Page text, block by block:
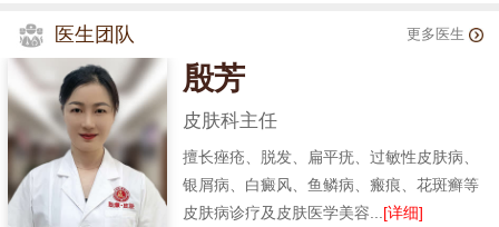
医生团队 更多医生
殷芳
皮肤科主任
擅长痤疮、脱发、扁平疣、过敏性皮肤病、
银屑病、白癜风、鱼鳞病、瘢痕、花斑癣等
皮肤病诊疗及皮肤医学美容... [详细]